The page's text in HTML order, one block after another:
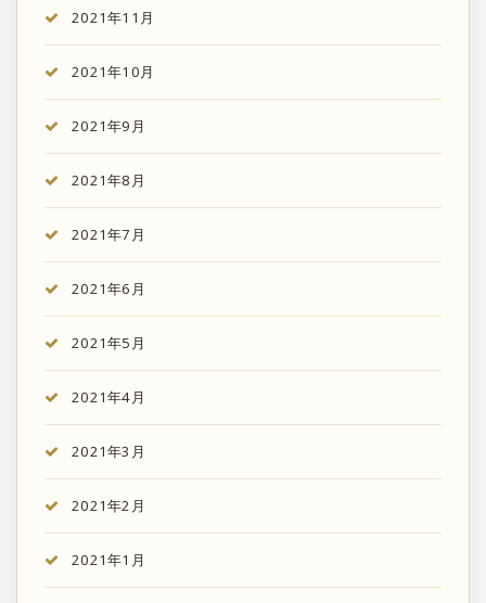
2021年11月
2021年10月
2021年9月
2021年8月
2021年7月
2021年6月
2021年5月
2021年4月
2021年3月
2021年2月
2021年1月